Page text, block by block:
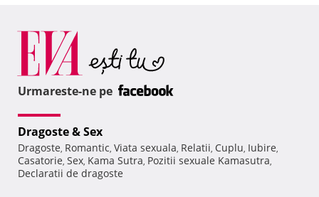
Urmareste-ne pe
Dragoste & Sex
Dragoste, Romantic, Viata sexuala, Relatii, Cuplu, Iubire,
Casatorie, Sex, Kama Sutra, Pozitii sexuale Kamasutra,
Declaratii de dragoste